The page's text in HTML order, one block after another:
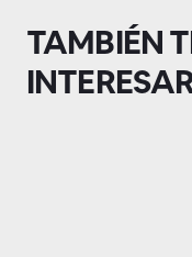
TAMBIÉN